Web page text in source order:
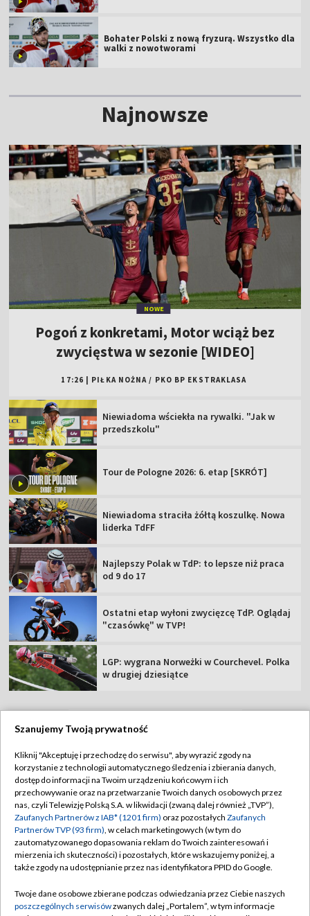
Bohater Polski z nową fryzurą. Wszystko dla
walki z nowotworami
Najnowsze
NOWE
Pogoń z konkretami, Motor wciąż bez
zwycięstwa w sezonie [WIDEO]
17:26 PIŁKA NOŻNA / PKO BP EKSTRAKLASA
Niewiadoma wściekła na rywalki. "Jak w
przedszkolu"
Tour de Pologne 2026: 6. etap [SKRÓT]
Niewiadoma straciła żółtą koszulkę. Nowa
liderka TdFF
Najlepszy Polak w TdP: to lepsze niż praca
od 9 do 17
Ostatni etap wyłoni zwycięzcę TdP. Oglądaj
"czasówkę" w TVP!
LGP: wygrana Norweżki w Courchevel. Polka
w drugiej dziesiątce
Abonament TVP
Sklep TVP
Biuro Reklamy
Oferta Handlowa
Telegazeta ogłoszenia
Rada Programowa
Regulamin TVP
Polityka prywatności
Moje zgody
Biuro reklamy
Kontakt
Kanały
Szanujemy Twoją prywatność
Kliknij "Akceptuję i przechodzę do serwisu", aby wyrazić zgody na
korzystanie z technologii automatycznego śledzenia i zbierania danych,
dostęp do informacji na Twoim urządzeniu końcowym i ich
przechowywanie oraz na przetwarzanie Twoich danych osobowych przez
nas, czyli Telewizję Polską S.A. w likwidacji (zwaną dalej również „TVP”),
Zaufanych Partnerów z IAB* (1201 firm) oraz pozostałych Zaufanych
Partnerów TVP (93 firm), w celach marketingowych (w tym do
zautomatyzowanego dopasowania reklam do Twoich zainteresowań i
mierzenia ich skuteczności) i pozostałych, które wskazujemy poniżej, a
także zgody na udostępnianie przez nas identyfikatora PPID do Google.
Twoje dane osobowe zbierane podczas odwiedzania przez Ciebie naszych
poszczególnych serwisówzwanych dalej „Portalem”, w tym informacje